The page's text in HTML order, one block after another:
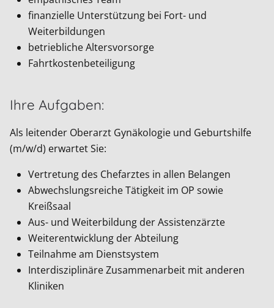
finanzielle Unterstützung bei Fort- und
Weiterbildungen
betriebliche Altersvorsorge
Fahrtkostenbeteiligung
Ihre Aufgaben:
Als leitender Oberarzt Gynäkologie und Geburtshilfe
(m/w/d) erwartet Sie:
Vertretung des Chefarztes in allen Belangen
Abwechslungsreiche Tätigkeit im OP sowie
Kreißsaal
Aus- und Weiterbildung der Assistenzärzte
Weiterentwicklung der Abteilung
Teilnahme am Dienstsystem
Interdisziplinäre Zusammenarbeit mit anderen
Kliniken